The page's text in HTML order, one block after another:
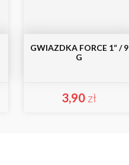
GWIAZDKA FORCE 1“ / 9
G
3,90 zł